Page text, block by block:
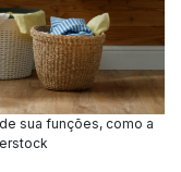
sua funções, como a